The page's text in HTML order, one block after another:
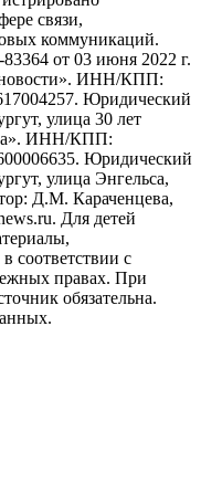
связи,
коммуникаций.
от 03 июня 2022 г.
ИНН/КПП:
Юридический
улица 30 лет
ИНН/КПП:
Юридический
улица Энгельса,
Д.М. Караченцева,
Для детей
соответствии с
правах. При
обязательна.